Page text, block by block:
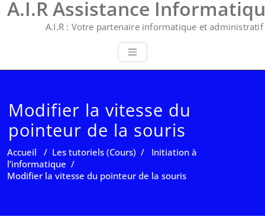
A.I.R Assistance
A.I.R : Votre partenaire informatique et administratif
Modifier la vitesse du
pointeur de la souris
Accueil / Les tutoriels (Cours) / Initiation à
l’informatique /
Modifier la vitesse du pointeur de la souris